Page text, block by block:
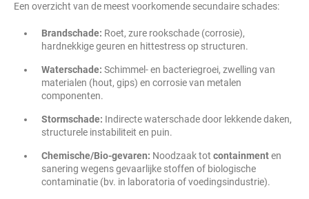
Een overzicht van de meest voorkomende secundaire schades:
Brandschade: Roet, zure rookschade (corrosie),
hardnekkige geuren en hittestress op structuren.
Waterschade: Schimmel- en bacteriegroei, zwelling van
materialen (hout, gips) en corrosie van metalen
componenten.
Stormschade: Indirecte waterschade door lekkende daken,
structurele instabiliteit en puin.
Chemische/Bio-gevaren: Noodzaak tot containmenten
sanering wegens gevaarlijke stoffen of biologische
contaminatie (bv. in laboratoria of voedingsindustrie).